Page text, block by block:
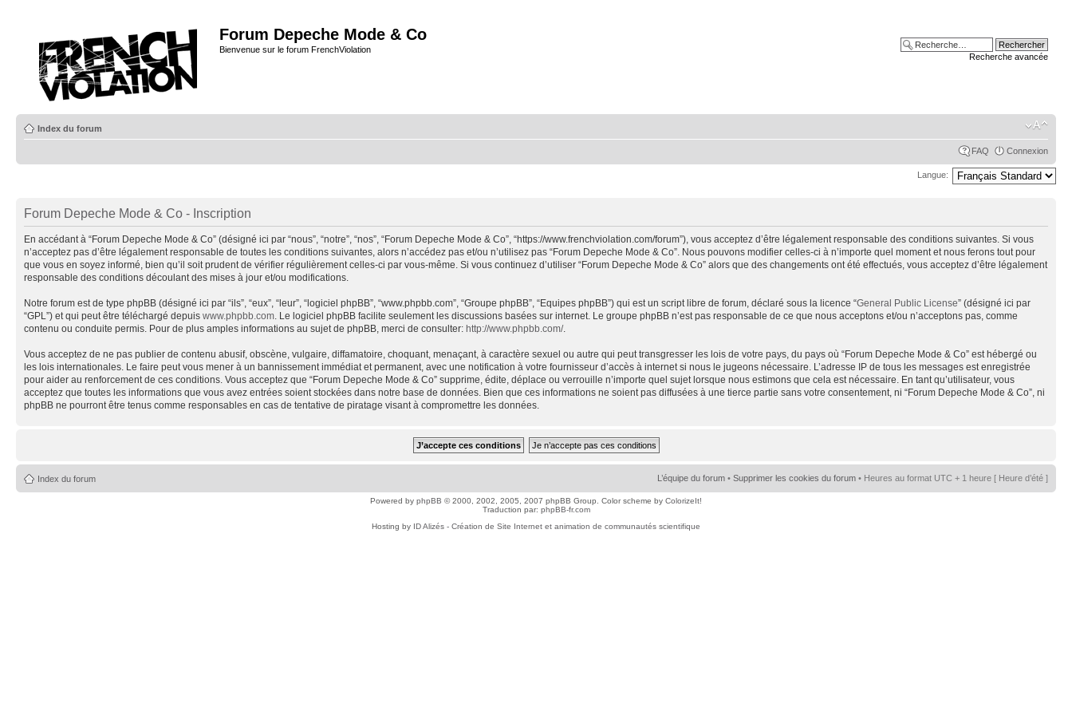
Forum Depeche Mode & Co
Bienvenue sur le forum FrenchViolation
Recherche avancée
Index du forum
FAQ Connexion
Langue:
Forum Depeche Mode & Co - Inscription
En accédant à “Forum Depeche Mode & Co” (désigné ici par “nous”, “notre”, “nos”, “Forum Depeche Mode & Co”, “https://www.frenchviolation.com/forum”), vous acceptez d’être légalement responsable des conditions suivantes. Si vous
n’acceptez pas d’être légalement responsable de toutes les conditions suivantes, alors n’accédez pas et/ou n’utilisez pas “Forum Depeche Mode & Co”. Nous pouvons modifier celles-ci à n’importe quel moment et nous ferons tout pour
que vous en soyez informé, bien qu’il soit prudent de vérifier régulièrement celles-ci par vous-même. Si vous continuez d’utiliser “Forum Depeche Mode & Co” alors que des changements ont été effectués, vous acceptez d’être légalement
responsable des conditions découlant des mises à jour et/ou modifications.
Notre forum est de type phpBB (désigné ici par “ils”, “eux”, “leur”, “logiciel phpBB”, “www.phpbb.com”, “Groupe phpBB”, “Equipes phpBB”) qui est un script libre de forum, déclaré sous la licence “General Public License” (désigné ici par
“GPL”) et qui peut être téléchargé depuis www.phpbb.com . Le logiciel phpBB facilite seulement les discussions basées sur internet. Le groupe phpBB n’est pas responsable de ce que nous acceptons et/ou n’acceptons pas, comme
contenu ou conduite permis. Pour de plus amples informations au sujet de phpBB, merci de consulter: http://www.phpbb.com/.
Vous acceptez de ne pas publier de contenu abusif, obscène, vulgaire, diffamatoire, choquant, menaçant, à caractère sexuel ou autre qui peut transgresser les lois de votre pays, du pays où “Forum Depeche Mode & Co” est hébergé ou
les lois internationales. Le faire peut vous mener à un bannissement immédiat et permanent, avec une notification à votre fournisseur d’accès à internet si nous le jugeons nécessaire. L’adresse IP de tous les messages est enregistrée
pour aider au renforcement de ces conditions. Vous acceptez que “Forum Depeche Mode & Co” supprime, édite, déplace ou verrouille n’importe quel sujet lorsque nous estimons que cela est nécessaire. En tant qu’utilisateur, vous
acceptez que toutes les informations que vous avez entrées soient stockées dans notre base de données. Bien que ces informations ne soient pas diffusées à une tierce partie sans votre consentement, ni “Forum Depeche Mode & Co”, ni
phpBB ne pourront être tenus comme responsables en cas de tentative de piratage visant à compromettre les données.
Index du forum L’équipe du forum • Supprimer les cookies du forum • Heures au format UTC + 1 heure [ Heure d’été ]
Powered by phpBB © 2000, 2002, 2005, 2007 phpBB Group. Color scheme by ColorizeIt!
Traduction par: phpBB-fr.com
Hosting by ID Alizés - Création de Site Internet et animation de communautés scientifique